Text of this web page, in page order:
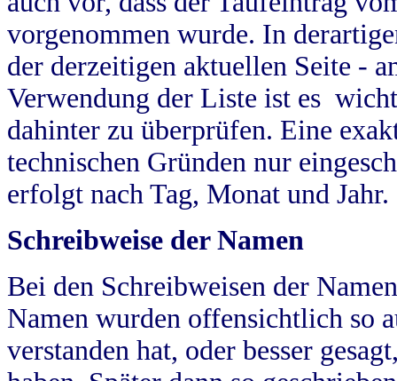
vorgenommen wurde. In
der derzeitigen aktuellen Seite -
Verwendung der Liste ist es
dahinter zu überprüfen. Eine
technischen Gründen nur
erfolgt nach Tag, Monat und Jahr.
Schreibweise der Namen
Bei den Schreibweisen der
Namen wurden offensichtlich so
verstanden hat, oder besser